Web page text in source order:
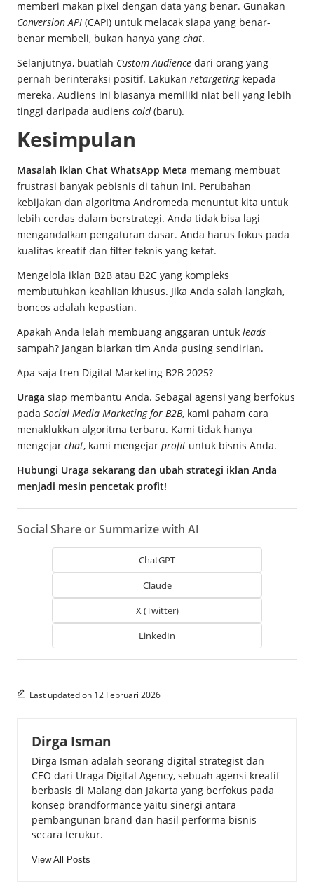
memberi makan pixel dengan data yang benar. Gunakan
Conversion API (CAPI) untuk melacak siapa yang benar-
benar membeli, bukan hanya yang chat.
Selanjutnya, buatlah Custom Audience dari orang yang
pernah berinteraksi positif. Lakukan retargetingkepada
mereka. Audiens ini biasanya memiliki niat beli yang lebih
tinggi daripada audiens cold(baru).
Kesimpulan
Masalah iklan Chat WhatsApp Meta memang membuat
frustrasi banyak pebisnis di tahun ini. Perubahan
kebijakan dan algoritma Andromeda menuntut kita untuk
lebih cerdas dalam berstrategi. Anda tidak bisa lagi
mengandalkan pengaturan dasar. Anda harus fokus pada
kualitas kreatif dan filter teknis yang ketat.
Mengelola iklan B2B atau B2C yang kompleks
membutuhkan keahlian khusus. Jika Anda salah langkah,
boncos adalah kepastian.
Apakah Anda lelah membuang anggaran untuk leads
sampah? Jangan biarkan tim Anda pusing sendirian.
Apa saja tren Digital Marketing B2B 2025?
Uraga siap membantu Anda. Sebagai agensi yang berfokus
pada Social Media Marketing for B2B, kami paham cara
menaklukkan algoritma terbaru. Kami tidak hanya
mengejar chat, kami mengejar profit untuk bisnis Anda.
Hubungi Uraga sekarang dan ubah strategi iklan Anda
menjadi mesin pencetak profit!
Social Share or Summarize with AI
ChatGPT
Claude
X (Twitter)
LinkedIn
Last updated on 12 Februari 2026
Dirga Isman
Dirga Isman adalah seorang digital strategist dan
CEO dari Uraga Digital Agency, sebuah agensi kreatif
berbasis di Malang dan Jakarta yang berfokus pada
konsep brandformance yaitu sinergi antara
pembangunan brand dan hasil performa bisnis
secara terukur.
View All Posts